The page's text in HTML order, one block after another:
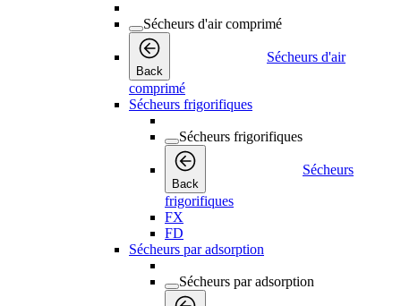
Sécheurs d'air comprimé
Back
Sécheurs d'air
comprimé
Sécheurs frigorifiques
Sécheurs frigorifiques
Back
Sécheurs
frigorifiques
FX
FD
Sécheurs par adsorption
Sécheurs par adsorption